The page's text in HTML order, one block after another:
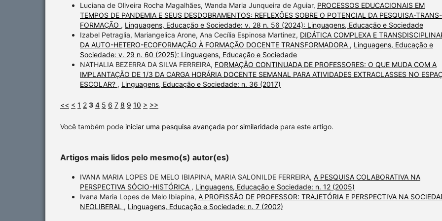
Luciana de Oliveira Rocha Magalhães, Wanda Maria Junqueira de Aguiar, PROCESSOS EDUCACIONAIS EM
TEMPOS DE PANDEMIA E SEUS DESDOBRAMENTOS: REFLEXÕES SOBRE O POTENCIAL DA PESQUISA-TRANS-
FORMAÇÃO , Linguagens, Educação e Sociedade: v. 28 n. 56 (2024): Linguagens, Educação e Sociedade
Izabel Petraglia, Mariangelica Arone, Ana Cecília Espinosa Martinez, DIDÁTICA COMPLEXA E
DA AUTO-HETERO-ECOFORMAÇÃO À FORMAÇÃO DOCENTE TRANSFORMADORA , Linguagens, Educação e
Sociedade: v. 29 n. 60 (2025): Linguagens, Educação e Sociedade
NATHALIA BEZERRA DA SILVA FERREIRA, FORMAÇÃO CONTINUADA DE PROFESSORES: O QUE MUDA COM A
IMPLANTAÇÃO DE 1/3 DA CARGA HORÁRIA DOCENTE SEMANAL PARA ATIVIDADES EXTRACLASSES NO
ESCOLAR? , Linguagens, Educação e Sociedade: n. 36 (2017)
<< < 1 2 3 4 5 6 7 8 9 10 > >>
Você também pode iniciar uma pesquisa avançada por similaridade para este artigo.
Artigos mais lidos pelo mesmo(s) autor(es)
IVANA MARIA LOPES DE MELO IBIAPINA, MARIA SALONILDE FERREIRA, A PESQUISA COLABORATIVA NA
PERSPECTIVA SÓCIO-HISTÓRICA , Linguagens, Educação e Sociedade: n. 12 (2005)
Ivana Maria Lopes de Melo Ibiapina, A PROFISSÃO DE PROFESSOR: TRAJETÓRIA E PERSPECTIVA NA
NEOLIBERAL , Linguagens, Educação e Sociedade: n. 7 (2002)